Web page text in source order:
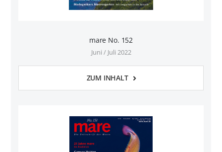
mare No. 152
Juni / Juli 2022
ZUM INHALT